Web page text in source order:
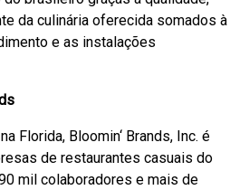
da culinária oferecida somados à
e as instalações
Florida, Bloomin‘ Brands, Inc. é
de restaurantes casuais do
mil colaboradores e mais de